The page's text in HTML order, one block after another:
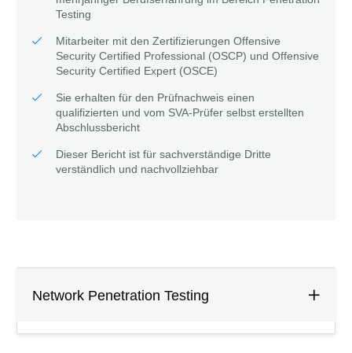
Testing
Mitarbeiter mit den Zertifizierungen Offensive
Security Certified Professional (OSCP) und Offensive
Security Certified Expert (OSCE)
Sie erhalten für den Prüfnachweis einen
qualifizierten und vom SVA-Prüfer selbst erstellten
Abschlussbericht
Dieser Bericht ist für sachverständige Dritte
verständlich und nachvollziehbar
Network Penetration Testing